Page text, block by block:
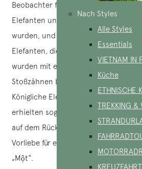
Nach Styles
Alle Styles
Essentials
VIETNAM IN
Küche
ETHNISCHE
TREKKING &
KREUZFAHRT
Beobachter fest, dass die
Elefanten unterschieden: große, die
wurden, und kleinere, die „bõ chóc“
Elefanten, die militärische
wurden mit einem silbernen Ring
Stoßzähnen befestigt war, um ihre
Königliche Elefanten wurden
erhielten sogar persönliche Namen.
auf dem Rücken von Elefanten zu
Vorliebe für einen Elefanten mit
„Một“.